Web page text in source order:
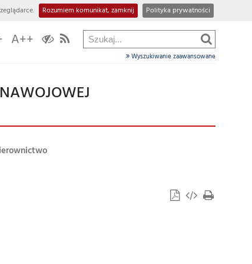
Rozumiem komunikat, zamknij Polityka prywatności
A++
Wyszukiwanie zaawansowane